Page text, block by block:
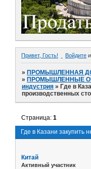
Привет, Гость! Войдите
»ПРОМЫШЛЕННАЯ
»ПРОМЫШЛЕННЫЕ
индустрия »Где в
производственных
Где в Казани закупить
Страница:1
Китай
Активный участник